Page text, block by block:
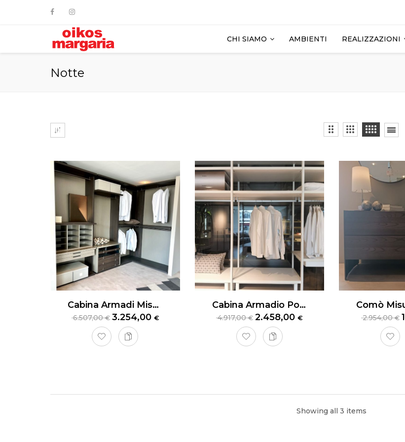
CHI SIAMO AMBIENTI REALIZZAZIONI
Notte
Cabina Armadi MisuraEmme
6.507,00€ 3.254,00 €
Cabina Armadio Poliform Ego
4.917,00€ 2.458,00€ 2.954,00€
Cabina armadi angolare Millimetrica con una cassettiera a
Showing all 3 items